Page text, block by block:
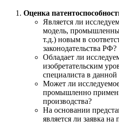
Оценка
Является ли
модель,
т.д.) новым в
законодательства РФ?
Обладает ли
изобретательским
специалиста в данной
Может ли
промышленно
производства?
На основании
является ли заявка на